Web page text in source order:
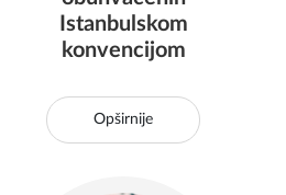
Istanbulskom
konvencijom
Opširnije